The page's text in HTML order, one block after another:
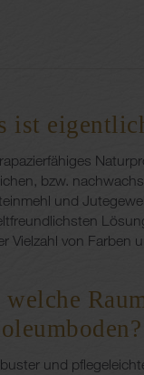
ist
bzw.
und
Vielzahl von Farben
welche
und